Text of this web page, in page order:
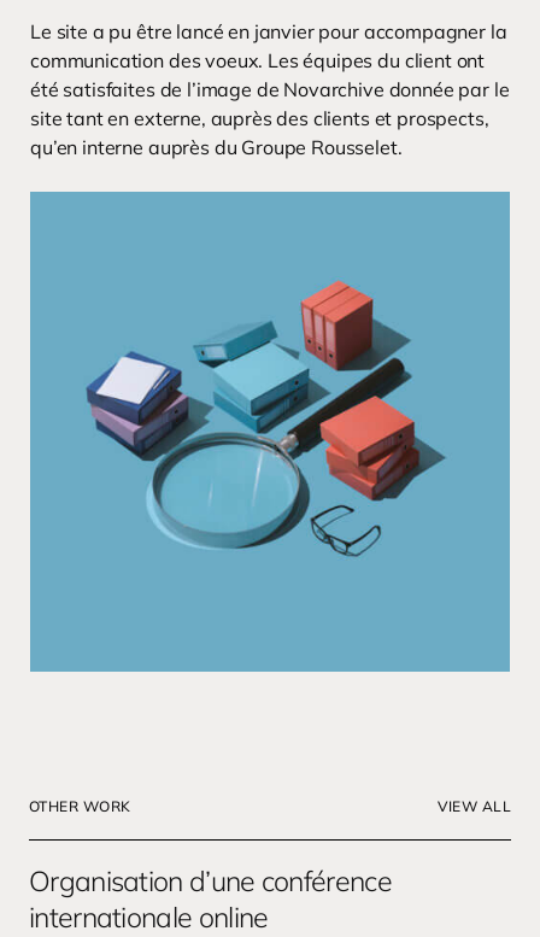
Le site a pu être lancé en janvier pour accompagner la
communication des voeux. Les équipes du client ont
été satisfaites de l’image de Novarchive donnée par le
site tant en externe, auprès des clients et prospects,
qu’en interne auprès du Groupe Rousselet.
OTHER WORK VIEW ALL
d’une
conférence
Organisation d’une conférence
internationale online